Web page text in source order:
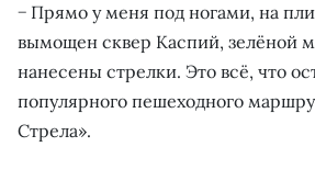
− Прямо у меня под ногами, на
вымощен сквер Каспий, зелёной
нанесены стрелки. Это всё, что
популярного пешеходного
Стрела».